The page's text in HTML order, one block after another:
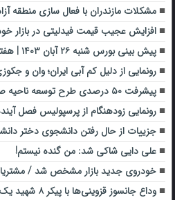
مشکلات مازندران با فعال سازی منطقه
افزایش عجیب قیمت فیدلیتی در بازار
پیش بینی بورس شنبه ۲۶ آبان ۱۴۰۳ | هفته طلایی بازار ادامه دارد
رونمایی از دلیل کم آبی ایران؛ وان و
پیشرفت ۵۰ درصدی طرح توسعه ناحیه صنعتی مروست
رونمایی زودهنگام از پرسپولیس فصل
جزییات از حال رفتن دانشجوی دختر
علی دایی شاکی شد: من گنده نیستم!
خودروی جدید بازار مشخص شد /
وداع جانسوز قزوینی‌ها با پیکر ۸ شهید یک خانواده